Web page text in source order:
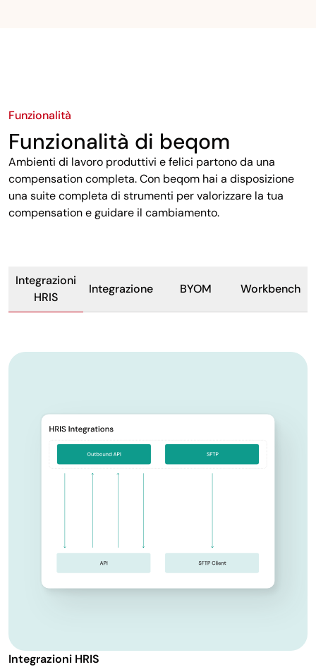
Funzionalità
Funzionalità di beqom
Ambienti di lavoro produttivi e felici partono da una
compensation completa. Con beqom hai a disposizione
una suite completa di strumenti per valorizzare la tua
compensation e guidare il cambiamento.
Integrazioni
HRIS
Integrazione BYOM Workbench
Integrazioni HRIS